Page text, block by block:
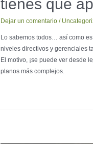
tienes qué
Dejar un comentario /
Lo sabemos todos… así como
niveles directivos y gerenciales
El motivo, ¡se puede ver desde
planos más complejos.